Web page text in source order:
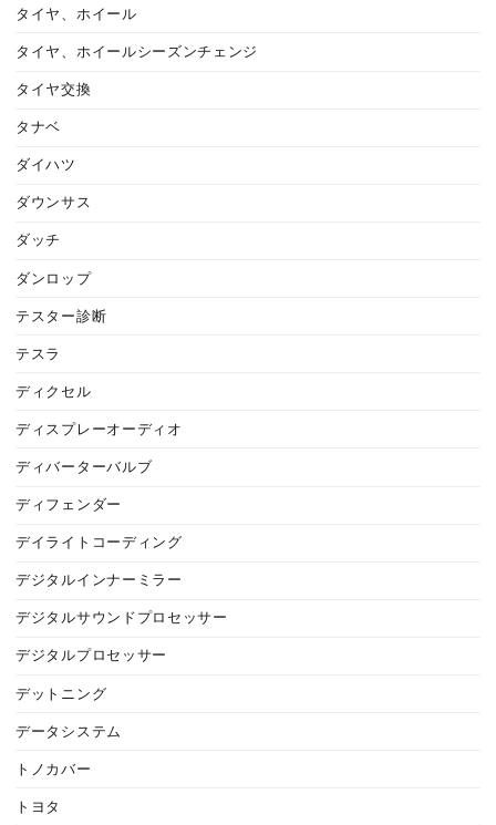
タイヤ、ホイール
タイヤ、ホイールシーズンチェンジ
タイヤ交換
タナベ
ダイハツ
ダウンサス
ダッチ
ダンロップ
テスター診断
テスラ
ディクセル
ディスプレーオーディオ
ディバーターバルブ
ディフェンダー
デイライトコーディング
デジタルインナーミラー
デジタルサウンドプロセッサー
デジタルプロセッサー
デットニング
データシステム
トノカバー
トヨタ